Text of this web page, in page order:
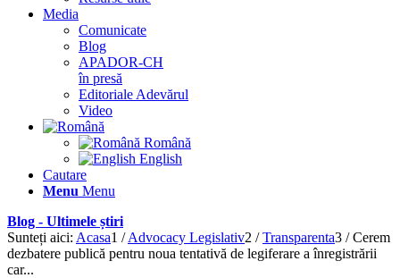
Media
Comunicate
Blog
APADOR-CH
în presă
Editoriale Adevărul
Video
Română
English
Cautare
Menu Menu
Blog - Ultimele știri
Sunteți aici: Acasa1 / Advocacy Legislativ2 / Transparenta3 / Cerem
dezbatere publică pentru noua tentativă de legiferare a înregistrării
car...